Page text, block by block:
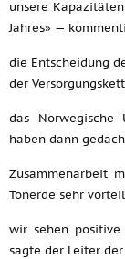
unsere
Jahres» —
die Entscheidung
der
das Norwegische
haben dann
Zusammenarbeit
Tonerde sehr
wir sehen
sagte der Leiter der